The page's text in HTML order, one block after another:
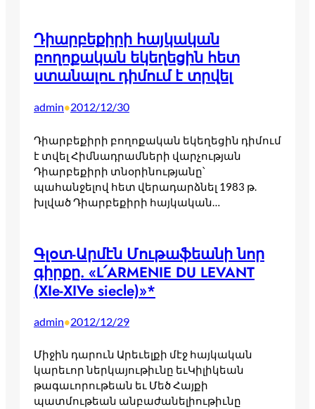
Դիարբեքիրի հայկական
բողոքական եկեղեցին հետ
ստանալու դիմում է տրվել
admin•2012/12/30
Դիարբեքիրի բողոքական եկեղեցին դիմում
է տվել Հիմնադրամների վարչության
Դիարբեքիրի տնօրինությանը՝
պահանջելով հետ վերադարձնել 1983 թ.
խլված Դիարբեքիրի հայկական…
Գլօտ-Արմէն Մութաֆեանի նոր
գիրքը. «L՛ARMENIE DU LEVANT
(XIe-XIVe siecle)»*
admin•2012/12/29
Միջին դարուն Արեւելքի մէջ հայկական
կարեւոր ներկայութիւնը եւԿիլիկեան
թագաւորութեան եւ Մեծ Հայքի
պատմութեան անբաժանելիութիւնը